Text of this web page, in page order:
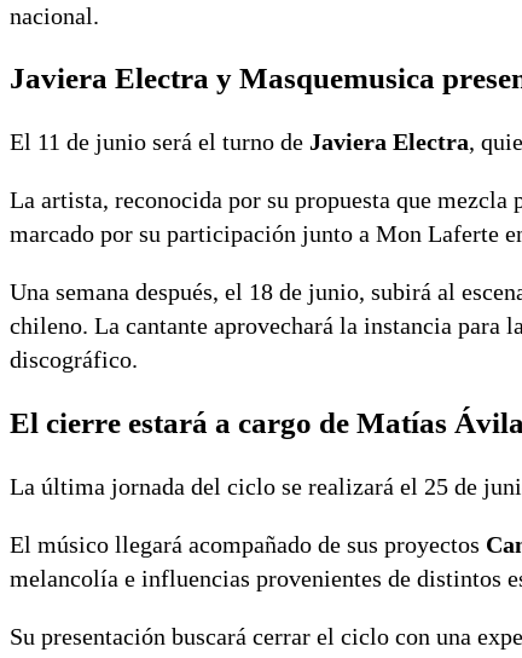
nacional.
Javiera Electra y Masquemusica
El 11 de junio será el turno de Javiera Electra,
La artista, reconocida por su propuesta que
marcado por su participación junto a Mon Laferte
Una semana después, el 18 de junio, subirá al
chileno. La cantante aprovechará la instancia para
discográfico.
El cierre estará a cargo de Matías Ávila
La última jornada del ciclo se realizará el 25 de
El músico llegará acompañado de sus proyectos
melancolía e influencias provenientes de distintos
Su presentación buscará cerrar el ciclo con una